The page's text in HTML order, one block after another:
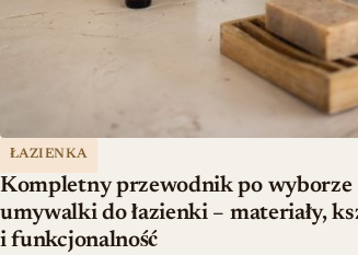
ŁAZIENKA
Kompletny przewodnik po wyborze
umywalki do łazienki – materiały,
i funkcjonalność